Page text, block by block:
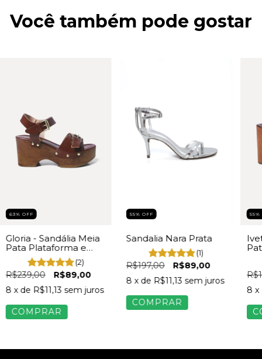
Você também pode gostar
63% OFF
Gloria - Sandália Meia
Pata Plataforma e
Tiras com Rebites
Feminina Marrom
(2)
R$239,00
R$89,00
8 x de R$11,13 sem juros
COMPRAR
55% OFF
Sandalia Nara Prata
(1)
R$197,00
R$89,00
8 x de R$11,13 sem juros
COMPRAR
55%
8 x